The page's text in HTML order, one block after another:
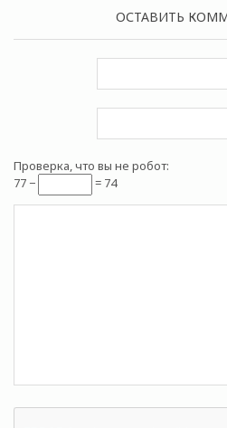
ОСТАВИТЬ
Проверка, что вы не робот:
77 −
= 74